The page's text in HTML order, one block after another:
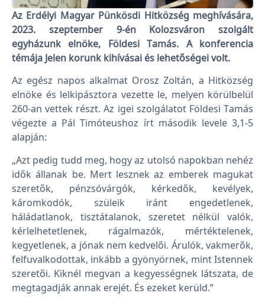
Az Erdélyi Magyar Pünkösdi Hitközség meghívására,
2023. szeptember 9-én Kolozsváron szolgált
egyházunk elnöke, Földesi Tamás. A konferencia
témája Jelen korunk kihívásai és lehetőségei volt.
Az egész napos alkalmat Orosz Zoltán, a Hitközség
elnöke és lelkipásztora vezette le, melyen körülbelül
260-an vettek részt. Az igei szolgálatot Földesi Tamás
végezte a Pál Timóteushoz írt második levele 3,1-5
alapján:
„Azt pedig tudd meg, hogy az utolsó napokban nehéz
idők állanak be. Mert lesznek az emberek magukat
szeretők, pénzsóvárgók, kérkedők, kevélyek,
káromkodók, szüleik iránt engedetlenek,
háládatlanok, tisztátalanok, szeretet nélkül valók,
kérlelhetetlenek, rágalmazók, mértéktelenek,
kegyetlenek, a jónak nem kedvelői. Árulók, vakmerők,
felfuvalkodottak, inkább a gyönyörnek, mint Istennek
szeretői. Kiknél megvan a kegyességnek látszata, de
megtagadják annak erejét. És ezeket kerüld.”